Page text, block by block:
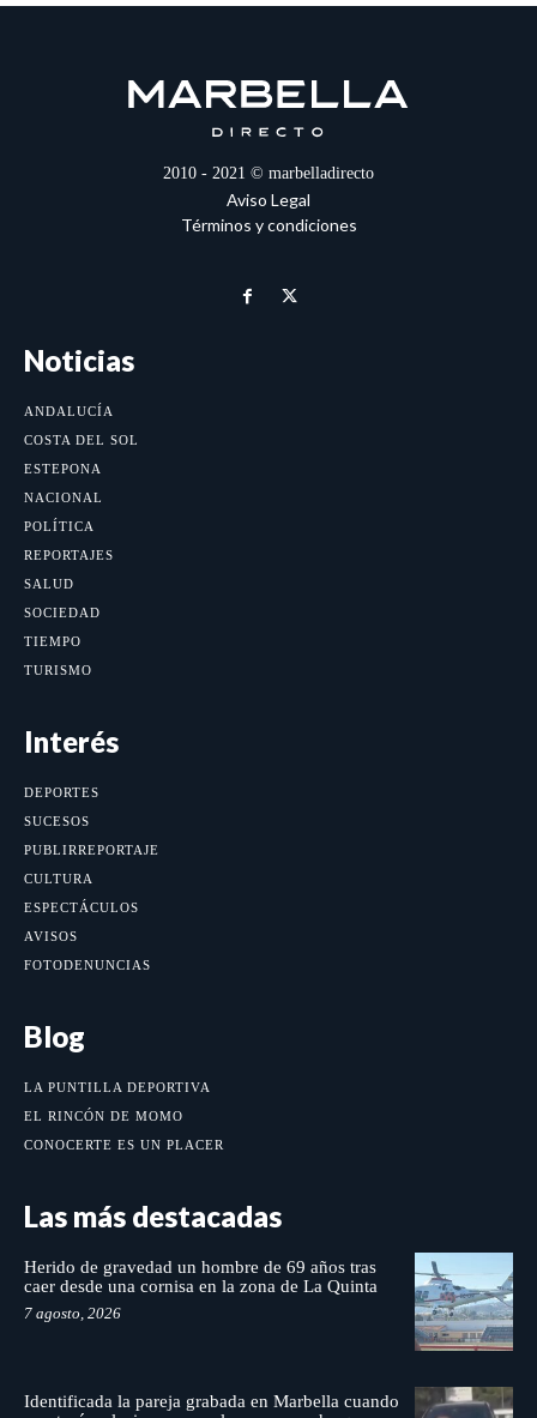
2010 - 2021 © marbelladirecto
Aviso Legal
Términos y condiciones
Noticias
ANDALUCÍA
COSTA DEL SOL
ESTEPONA
NACIONAL
POLÍTICA
REPORTAJES
SALUD
SOCIEDAD
TIEMPO
TURISMO
Interés
DEPORTES
SUCESOS
PUBLIRREPORTAJE
CULTURA
ESPECTÁCULOS
AVISOS
FOTODENUNCIAS
Blog
LA PUNTILLA DEPORTIVA
EL RINCÓN DE MOMO
CONOCERTE ES UN PLACER
Las más destacadas
Herido de gravedad un hombre de 69 años tras
caer desde una cornisa en la zona de La Quinta
7 agosto, 2026
Identificada la pareja grabada en Marbella cuando